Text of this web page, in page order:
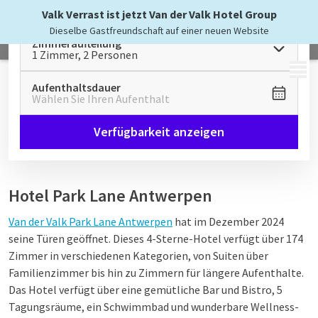
Valk Verrast ist jetzt Van der Valk Hotel Group
Dieselbe Gastfreundschaft auf einer neuen Website
MENÜ
Zimmeraufteilung
1 Zimmer, 2 Personen
Aufenthaltsdauer
Wählen Sie Ihren Aufenthalt
Verfügbarkeit anzeigen
Hotel Park Lane Antwerpen
Van der Valk Park Lane Antwerpen
seine Türen geöffnet. Dieses 4-Sterne-Hotel verfügt über 174
Zimmer in verschiedenen Kategorien, von Suiten über
Familienzimmer bis hin zu Zimmern für längere Aufenthalte.
Das Hotel verfügt über eine gemütliche Bar und Bistro, 5
Tagungsräume, ein Schwimmbad und wunderbare Wellness-